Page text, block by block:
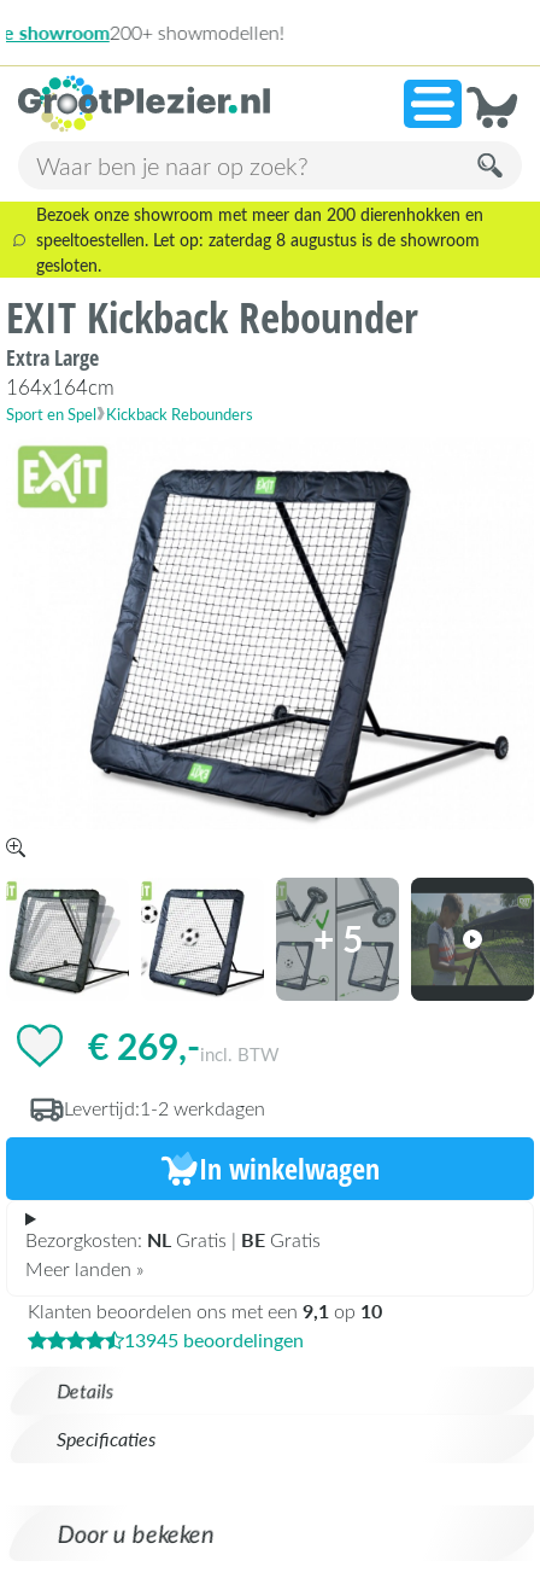
»
Bezoek onze showroom met meer dan 200 dierenhokken en
speeltoestellen. Let op: zaterdag 8 augustus is de showroom
gesloten.
EXIT Kickback Rebounder
Extra Large
164x164cm
Sport en Spel Kickback Rebounders
+ 5
Details
Specificaties
€ 269,-incl. BTW
Levertijd:1-2 werkdagen
In winkelwagen
Bezorgkosten: NL Gratis | BE Gratis
Meer landen »
Klanten beoordelen ons met een 9,1 op 10
13945 beoordelingen
Door u bekeken